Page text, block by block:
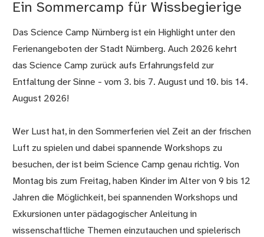
Ein Sommercamp für Wissbegierige
Das Science Camp Nürnberg ist ein Highlight unter den
Ferienangeboten der Stadt Nürnberg. Auch 2026 kehrt
das Science Camp zurück aufs Erfahrungsfeld zur
Entfaltung der Sinne - vom 3. bis 7. August und 10. bis 14.
August 2026!
Wer Lust hat, in den Sommerferien viel Zeit an der frischen
Luft zu spielen und dabei spannende Workshops zu
besuchen, der ist beim Science Camp genau richtig. Von
Montag bis zum Freitag, haben Kinder im Alter von 9 bis 12
Jahren die Möglichkeit, bei spannenden Workshops und
Exkursionen unter pädagogischer Anleitung in
wissenschaftliche Themen einzutauchen und spielerisch